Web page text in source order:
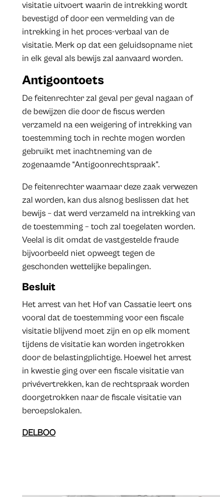
visitatie uitvoert waarin de intrekking wordt
bevestigd of door een vermelding van de
intrekking in het proces-verbaal van de
visitatie. Merk op dat een geluidsopname niet
in elk geval als bewijs zal aanvaard worden.
Antigoontoets
De feitenrechter zal geval per geval nagaan of
de bewijzen die door de fiscus werden
verzameld na een weigering of intrekking van
toestemming toch in rechte mogen worden
gebruikt met inachtneming van de
zogenaamde “Antigoonrechtspraak”.
De feitenrechter waarnaar deze zaak verwezen
zal worden, kan dus alsnog beslissen dat het
bewijs – dat werd verzameld na intrekking van
de toestemming – toch zal toegelaten worden.
Veelal is dit omdat de vastgestelde fraude
bijvoorbeeld niet opweegt tegen de
geschonden wettelijke bepalingen.
Besluit
Het arrest van het Hof van Cassatie leert ons
vooral dat de toestemming voor een fiscale
visitatie blijvend moet zijn en op elk moment
tijdens de visitatie kan worden ingetrokken
door de belastingplichtige. Hoewel het arrest
in kwestie ging over een fiscale visitatie van
privévertrekken, kan de rechtspraak worden
doorgetrokken naar de fiscale visitatie van
beroepslokalen.
DELBOO